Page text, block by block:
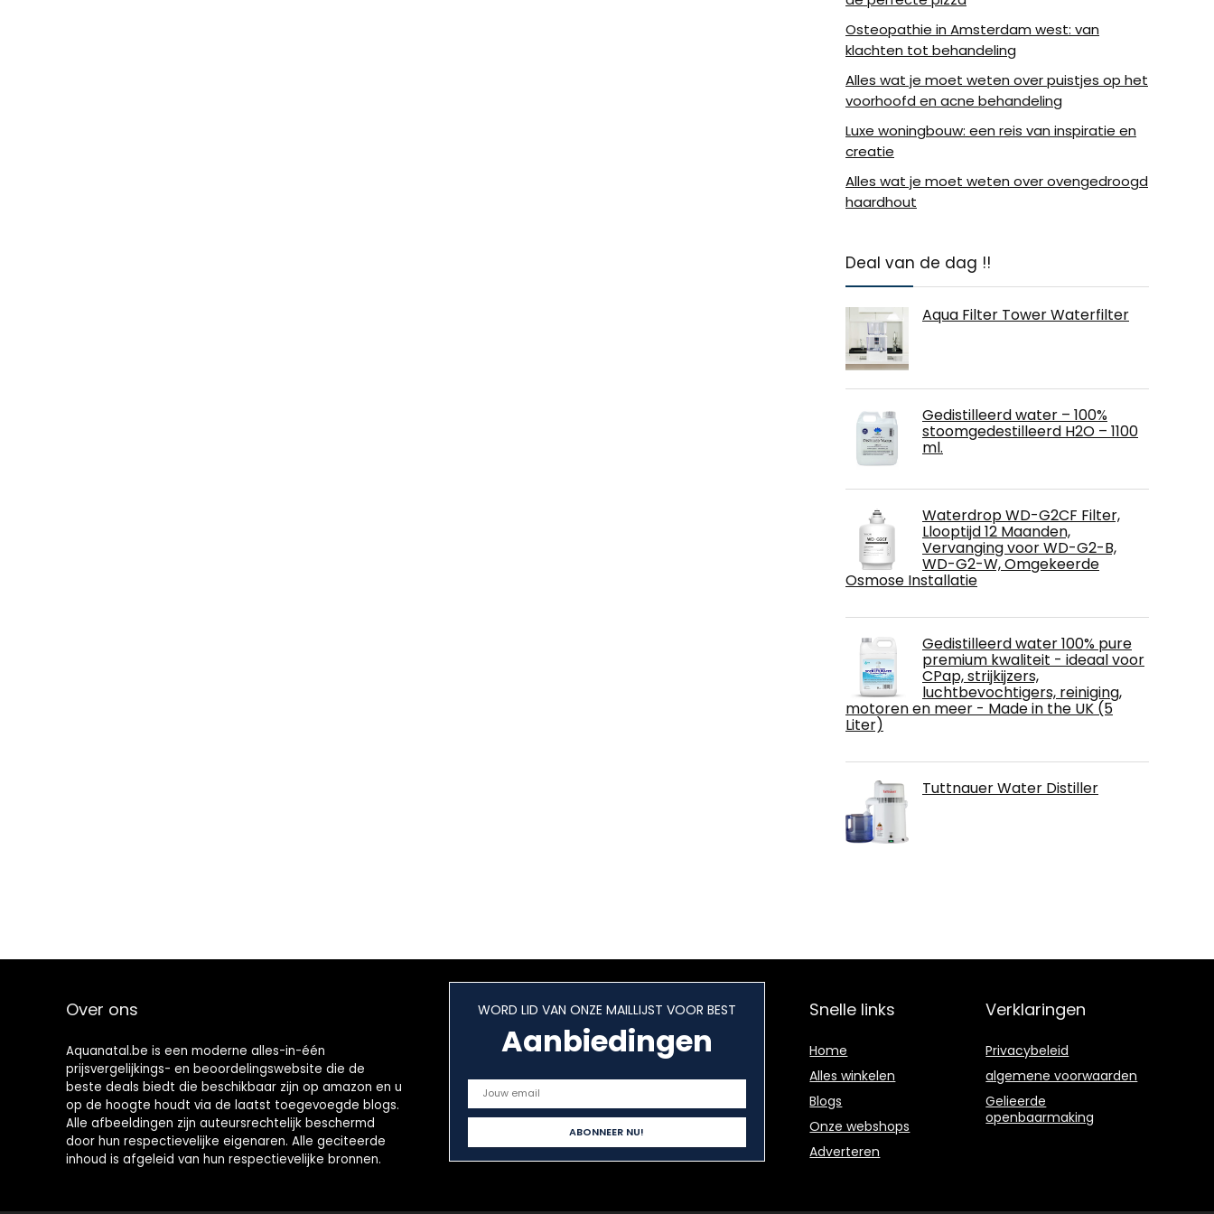
Osteopathie in Amsterdam west: van
klachten tot behandeling
Alles wat je moet weten over puistjes op het
voorhoofd en acne behandeling
Luxe woningbouw: een reis van inspiratie en
creatie
Alles wat je moet weten over ovengedroogd
haardhout
Deal van de dag !!
Aqua Filter Tower Waterfilter
Gedistilleerd water – 100%
stoomgedestilleerd H2O – 1100
ml.
Waterdrop WD-G2CF Filter,
Llooptijd 12 Maanden,
Vervanging voor WD-G2-B,
WD-G2-W, Omgekeerde
Osmose Installatie
Gedistilleerd water 100% pure
premium kwaliteit - ideaal voor
CPap, strijkijzers,
luchtbevochtigers, reiniging,
motoren en meer - Made in the UK (5
Liter)
Tuttnauer Water Distiller
Over ons
Aquanatal.be is een moderne alles-in-één
prijsvergelijkings- en beoordelingswebsite die de
beste deals biedt die beschikbaar zijn op amazon en u
op de hoogte houdt via de laatst toegevoegde blogs.
Alle afbeeldingen zijn auteursrechtelijk beschermd
door hun respectievelijke eigenaren. Alle geciteerde
inhoud is afgeleid van hun respectievelijke bronnen.
WORD LID VAN ONZE MAILLIJST VOOR BEST
Aanbiedingen
Snelle links
Home
Alles winkelen
Blogs
Onze webshops
Adverteren
Verklaringen
Privacybeleid
algemene voorwaarden
Gelieerde
openbaarmaking